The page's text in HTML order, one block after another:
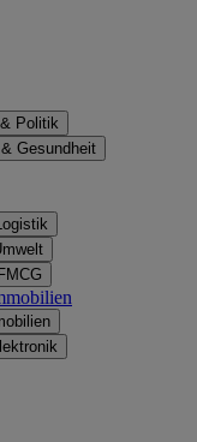
Politik
Gesundheit